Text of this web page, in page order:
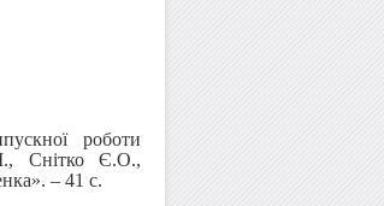
роботи
Снітко Є.О.,
– 41 с.